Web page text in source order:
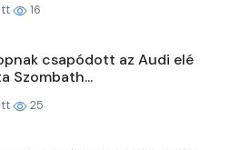
16
csapódott az Audi elé
Szombath...
25